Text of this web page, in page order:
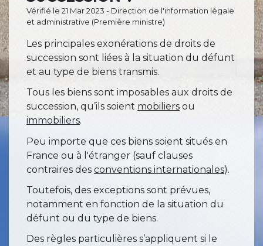
Vérifié le 21 Mar 2023 - Direction de l'information légale
et administrative (Première ministre)
Les principales exonérations de droits de
succession sont liées à la situation du défunt
et au type de biens transmis.
Tous les biens sont imposables aux droits de
succession, qu’ils soient mobiliers ou
immobiliers.
Peu importe que ces biens soient situés en
France ou à l'étranger (sauf clauses
contraires des conventions internationales).
Toutefois, des exceptions sont prévues,
notamment en fonction de la situation du
défunt ou du type de biens.
Des règles particulières s’appliquent si le